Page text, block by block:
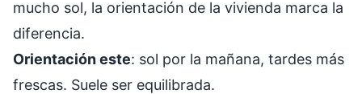
mucho sol, la orientación de la vivienda marca la
diferencia.
Orientación este: sol por la mañana, tardes más
frescas. Suele ser equilibrada.